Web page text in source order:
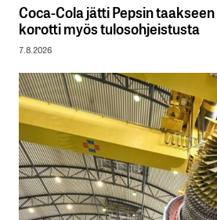
Coca-Cola jätti Pepsin
korotti myös tulosohjeistusta
7.8.2026